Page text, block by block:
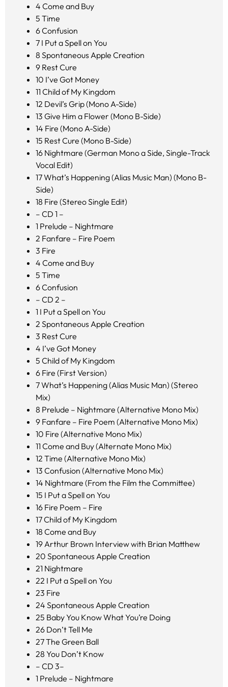
4 Come and Buy
5 Time
6Confusion
7 I Put a Spell on You
8 Spontaneous Apple Creation
9 Rest Cure
10 I’ve Got Money
11 Child of My Kingdom
12 Devil’s Grip (Mono A-Side)
13 Give Him a Flower (Mono B-Side)
14 Fire (Mono A-Side)
15 Rest Cure (Mono B-Side)
16 Nightmare (German Mono a Side, Single-Track
Vocal Edit)
17What’s Happening (Alias Music Man) (Mono B-
Side)
18 Fire (Stereo Single Edit)
– CD 1 –
1 Prelude – Nightmare
2 Fanfare – Fire Poem
3 Fire
4 Come and Buy
5 Time
6Confusion
– CD 2 –
1 I Put a Spell on You
2 Spontaneous Apple Creation
3 Rest Cure
4 I’ve Got Money
5 Child of My Kingdom
6 Fire (First Version)
7What’s Happening (Alias Music Man) (Stereo
Mix)
8 Prelude – Nightmare (Alternative Mono Mix)
9 Fanfare – Fire Poem (Alternative Mono Mix)
10 Fire (Alternative Mono Mix)
11 Come and Buy (Alternate Mono Mix)
12 Time (Alternative Mono Mix)
13 Confusion (Alternative Mono Mix)
14 Nightmare (From the Film the Committee)
15 I Put a Spell on You
16 Fire Poem – Fire
17Child of My Kingdom
18 Come and Buy
19Arthur Brown Interview with Brian Matthew
20 Spontaneous Apple Creation
21 Nightmare
22 I Put a Spell on You
23 Fire
24 Spontaneous Apple Creation
25 Baby You Know What You’re Doing
26 Don’t Tell Me
27The Green Ball
28 You Don’t Know
– CD 3–
1 Prelude – Nightmare